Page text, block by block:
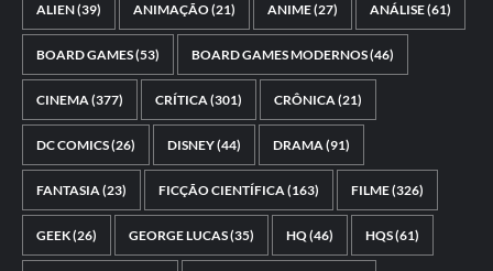
ALIEN(39) ANIMAÇÃO(21) ANIME(27) ANÁLISE(61)
BOARD GAMES(53) BOARD GAMES MODERNOS(46)
CINEMA(377) CRÍTICA(301) CRÔNICA(21)
DC COMICS(26) DISNEY(44) DRAMA(91)
FANTASIA(23) FICÇÃO CIENTÍFICA(163) FILME(326)
GEEK(26) GEORGE LUCAS(35) HQ(46) HQS(61)